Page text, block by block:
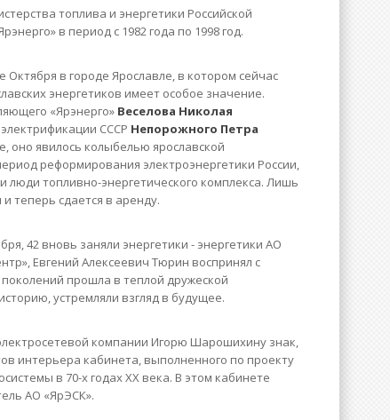
топлива и энергетики Российской
в период с 1982 года по 1998 год.
в городе Ярославле, в котором сейчас
энергетиков имеет особое значение.
«Ярэнерго» Веселова Николая
СССР Непорожного Петра
оно явилось колыбелью ярославской
реформирования электроэнергетики России,
люди топливно-энергетического комплекса. Лишь
теперь сдается в аренду.
42 вновь заняли энергетики - энергетики АО
Евгений Алексеевич Тюрин воспринял с
прошла в теплой дружеской
устремляли взгляд в будущее.
компании Игорю Шарошихину знак,
интерьера кабинета, выполненного по проекту
в 70-х годах XX века. В этом кабинете
АО «ЯрЭСК».